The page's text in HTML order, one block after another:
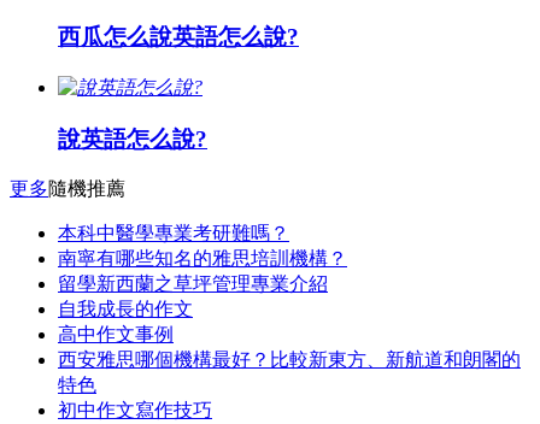
西瓜怎么說英語怎么說?
說英語怎么說?
更多隨機推薦
本科中醫學專業考研難嗎？
南寧有哪些知名的雅思培訓機構？
留學新西蘭之草坪管理專業介紹
自我成長的作文
高中作文事例
西安雅思哪個機構最好？比較新東方、新航道和朗閣的
特色
初中作文寫作技巧